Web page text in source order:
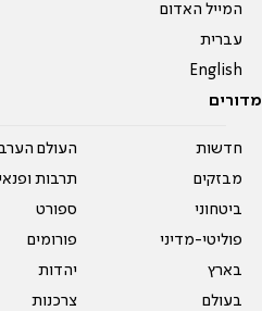
המייל האדום
עברית
English
מדורים
חדשות
מבזקים
ביטחוני
פוליטי-מדיני
בארץ
בעולם
העולם
תרבות
ספורט
פורומים
יהדות
צרכנות